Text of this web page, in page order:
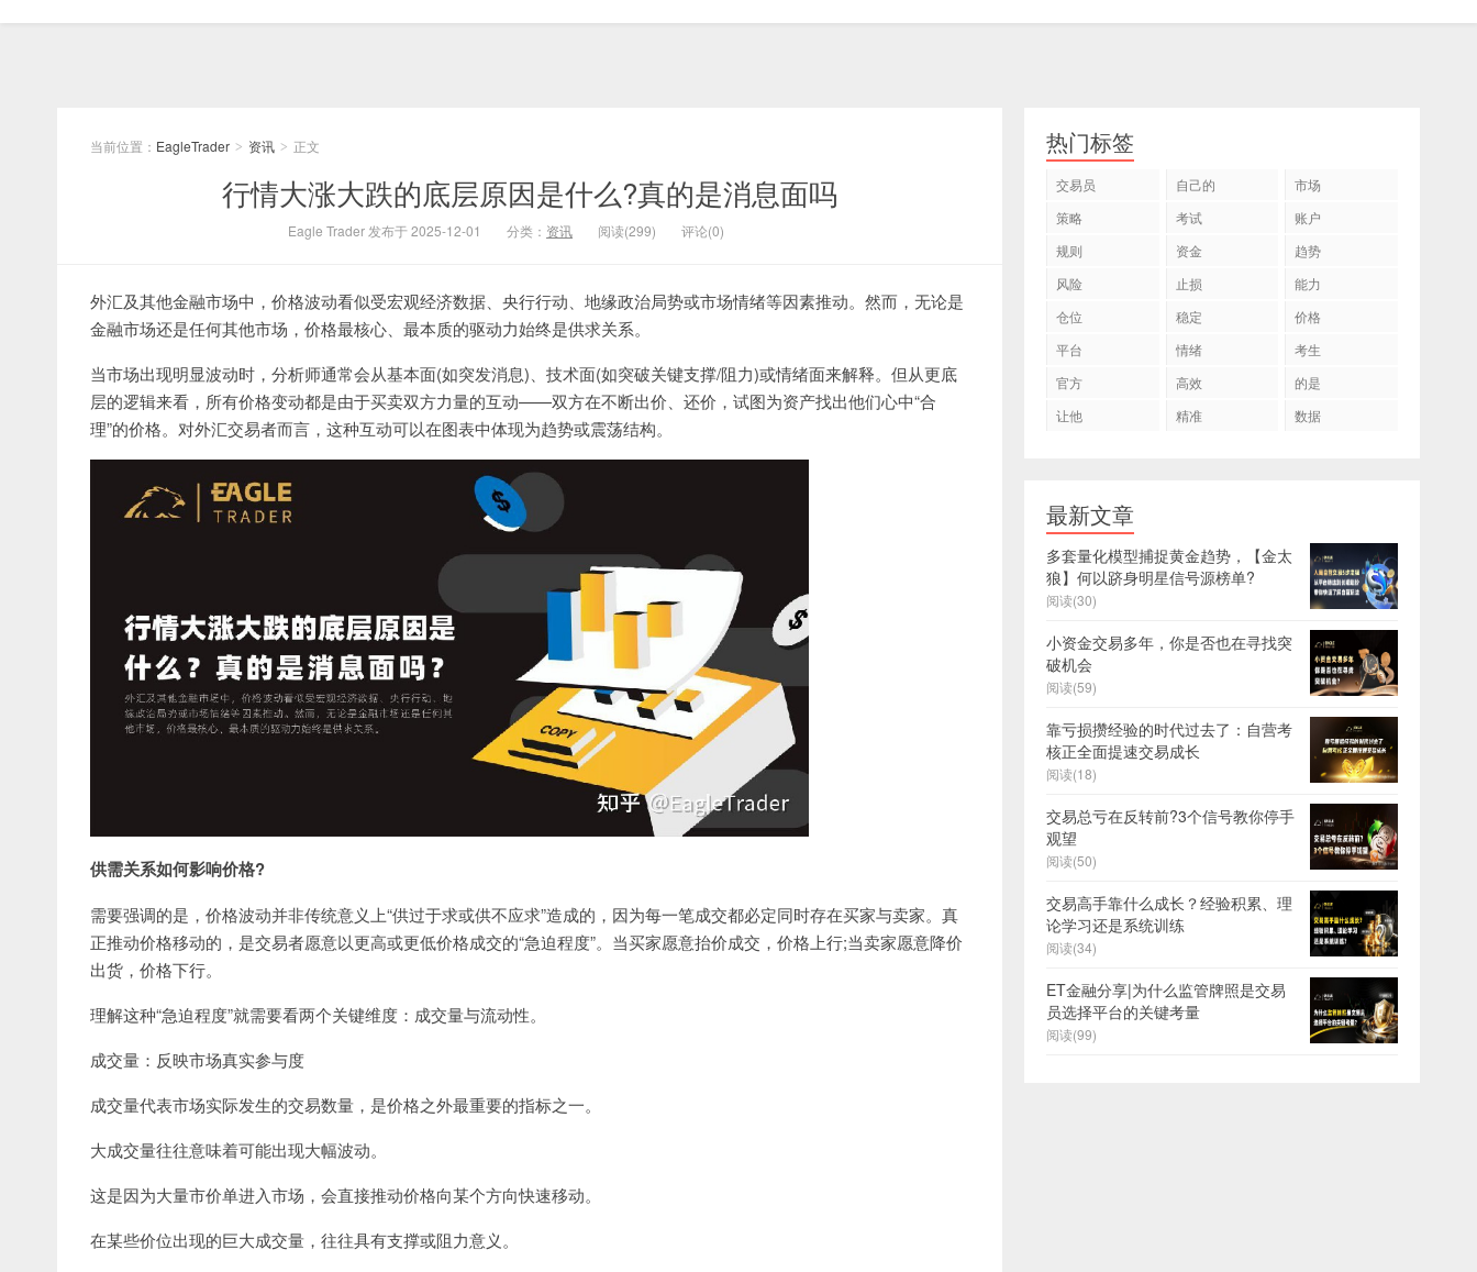
当前位置： EagleTrader > 资讯 > 正文
行情大涨大跌的底层原因是什么?真的是消息面吗
Eagle Trader 发布于 2025-12-01 分类： 资讯 阅读(299) 评论(0)
外汇及其他金融市场中，价格波动看似受宏观经济数据、央行行动、地缘政治局势或市场情绪等因素推动。然而，无论是
金融市场还是任何其他市场，价格最核心、最本质的驱动力始终是供求关系。
当市场出现明显波动时，分析师通常会从基本面(如突发消息)、技术面(如突破关键支撑/阻力)或情绪面来解释。但从更底
层的逻辑来看，所有价格变动都是由于买卖双方力量的互动——双方在不断出价、还价，试图为资产找出他们心中“合
理”的价格。对外汇交易者而言，这种互动可以在图表中体现为趋势或震荡结构。
供需关系如何影响价格?
需要强调的是，价格波动并非传统意义上“供过于求或供不应求”造成的，因为每一笔成交都必定同时存在买家与卖家。真
正推动价格移动的，是交易者愿意以更高或更低价格成交的“急迫程度”。当买家愿意抬价成交，价格上行;当卖家愿意降价
出货，价格下行。
理解这种“急迫程度”就需要看两个关键维度：成交量与流动性。
成交量：反映市场真实参与度
成交量代表市场实际发生的交易数量，是价格之外最重要的指标之一。
大成交量往往意味着可能出现大幅波动。
这是因为大量市价单进入市场，会直接推动价格向某个方向快速移动。
在某些价位出现的巨大成交量，往往具有支撑或阻力意义。
热门标签
交易员 自己的
市场
策略
考试
账户
规则
资金
趋势
风险
止损
能力
仓位
稳定
价格
平台
情绪
考生
官方
高效
的是
让他
精准 数据
最新文章
多套量化模型捕捉黄金趋势，【金太
狼】何以跻身明星信号源榜单?
阅读(30)
小资金交易多年，你是否也在寻找突
破机会
阅读(59)
靠亏损攒经验的时代过去了：自营考
核正全面提速交易成长
阅读(18)
交易总亏在反转前?3个信号教你停手
观望
阅读(50)
交易高手靠什么成长？经验积累、理
论学习还是系统训练
阅读(34)
ET金融分享|为什么监管牌照是交易
员选择平台的关键考量
阅读(99)